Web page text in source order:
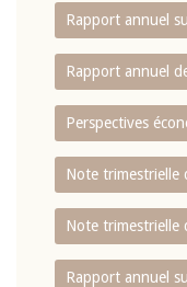
Rapport annuel
Rapport annuel
Perspectives
Note trimestrielle
Note trimestrielle
Rapport annuel